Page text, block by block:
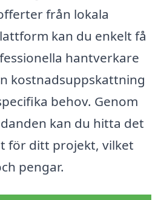
från lokala
kan du enkelt få
hantverkare
kostnadsuppskattning
behov. Genom
kan du hitta det
för ditt projekt, vilket
pengar.